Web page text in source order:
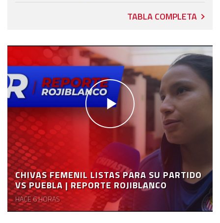
TABLA COMPLETA
CHIVAS FEMENIL LISTAS PARA SU PARTIDO
VS PUEBLA | REPORTE ROJIBLANCO
HACE 6 HORAS